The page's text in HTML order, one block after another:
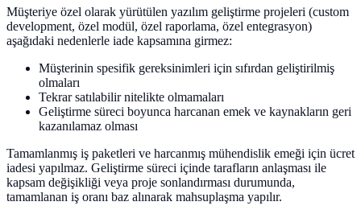
Müşteriye özel olarak yürütülen yazılım geliştirme projeleri (custom
development, özel modül, özel raporlama, özel entegrasyon)
aşağıdaki nedenlerle iade kapsamına girmez:
Müşterinin spesifik gereksinimleri için sıfırdan geliştirilmiş
olmaları
Tekrar satılabilir nitelikte olmamaları
Geliştirme süreci boyunca harcanan emek ve kaynakların geri
kazanılamaz olması
Tamamlanmış iş paketleri ve harcanmış mühendislik emeği için ücret
iadesi yapılmaz. Geliştirme süreci içinde tarafların anlaşması ile
kapsam değişikliği veya proje sonlandırması durumunda,
tamamlanan iş oranı baz alınarak mahsuplaşma yapılır.